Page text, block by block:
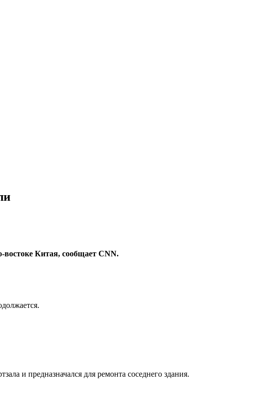
востоке Китая, сообщает CNN.
и предназначался для ремонта соседнего здания.